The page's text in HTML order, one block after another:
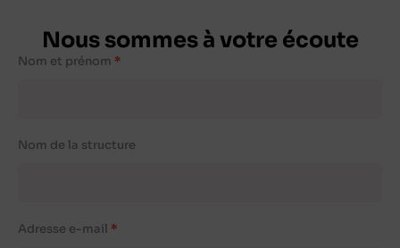
Nous sommes à votre écoute
Nom et prénom
Nom de la structure
Adresse e-mail